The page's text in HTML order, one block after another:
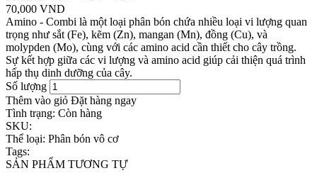
70,000 VND
Amino - Combi là một loại phân bón chứa nhiều loại vi lượng quan
trọng như sắt (Fe), kẽm (Zn), mangan (Mn), đồng (Cu), và
molypden (Mo), cùng với các amino acid cần thiết cho cây trồng.
Sự kết hợp giữa các vi lượng và amino acid giúp cải thiện quá trình
hấp thụ dinh dưỡng của cây.
Số lượng
Thêm vào giỏ Đặt hàng ngay
Tình trạng: Còn hàng
SKU:
Thể loại: Phân bón vô cơ
Tags:
SẢN PHẨM TƯƠNG TỰ